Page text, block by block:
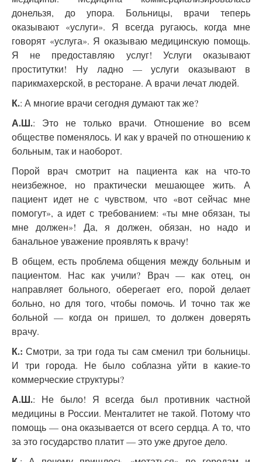
донельзя, до упора. Больницы, врачи теперь
оказывают «услуги». Я всегда ругаюсь, когда мне
говорят «услуга». Я оказываю медицинскую помощь.
Я не предоставляю услуг! Услуги оказывают
проститутки! Ну ладно — услуги оказывают в
парикмахерской, в ресторане. А врачи лечат людей.
К.: А многие врачи сегодня думают так же?
А.Ш.: Это не только врачи. Отношение во всем
обществе поменялось. И как у врачей по отношению к
больным, так и наоборот.
Порой врач смотрит на пациента как на что-то
неизбежное, но практически мешающее жить. А
пациент идет не с чувством, что «вот сейчас мне
помогут», а идет с требованием: «ты мне обязан, ты
мне должен»! Да, я должен, обязан, но надо и
банальное уважение проявлять к врачу!
В общем, есть проблема общения между больным и
пациентом. Нас как учили? Врач — как отец, он
направляет больного, оберегает его, порой делает
больно, но для того, чтобы помочь. И точно так же
больной — когда он пришел, то должен доверять
врачу.
К.: Смотри, за три года ты сам сменил три больницы.
И три города. Не было соблазна уйти в какие-то
коммерческие структуры?
А.Ш.: Не было! Я всегда был противник частной
медицины в России. Менталитет не такой. Потому что
помощь — она оказывается от всего сердца. А то, что
за это государство платит — это уже другое дело.